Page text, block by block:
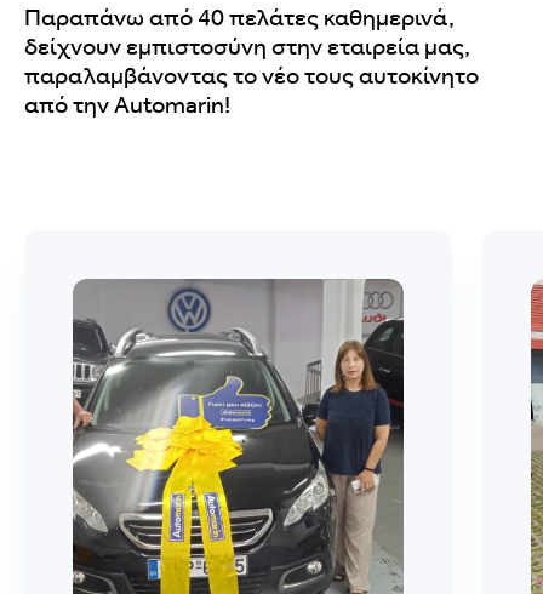
Παραπάνω από 40 πελάτες καθημερινά,
δείχνουν εμπιστοσύνη στην εταιρεία μας,
παραλαμβάνοντας το νέο τους αυτοκίνητο
από την Automarin!